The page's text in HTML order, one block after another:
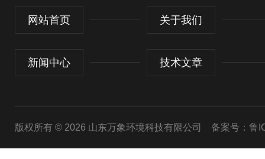
网站首页 关于我们
新闻中心 技术文章
版权所有 © 2026 山东万象环境科技有限公司 备案号：鲁